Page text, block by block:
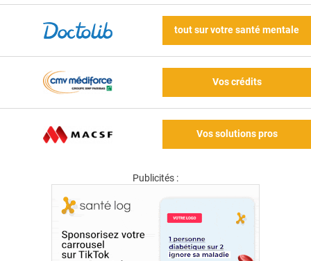
tout sur votre santé mentale
Vos crédits
Vos solutions pros
Publicités :